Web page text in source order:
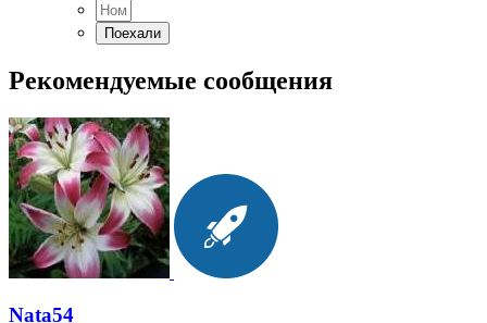
Рекомендуемые сообщения
Nata54